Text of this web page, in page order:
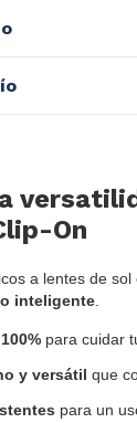
On
a lentes de
inteligente
para cuidar
y versátil que
para un